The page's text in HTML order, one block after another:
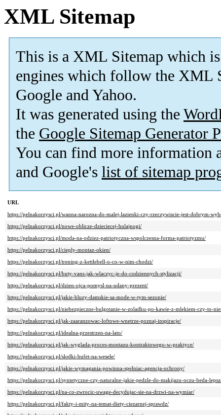
XML Sitemap
This is a XML Sitemap which is
engines which follow the XML
Google and Yahoo.
It was generated using the
the Google Sitemap Generator
You can find more information
and Google's list of sitemap
URL
https://pelnakorzysci.pl/wanna-narozna-do-malej-lazienki-czy-rzeczywiscie-jest-dobrym-
https://pelnakorzysci.pl/nowe-oblicze-dzieciecej-hulajnogi/
https://pelnakorzysci.pl/moda-na-odziez-patriotyczna-wspolczesna-forma-patriotyzmu/
https://pelnakorzysci.pl/cieply-montaz-okien/
https://pelnakorzysci.pl/trening-z-kettlebell-o-co-w-nim-chodzi/
https://pelnakorzysci.pl/buty-vans-jak-wlaczyc-je-do-codziennych-stylizacji/
https://pelnakorzysci.pl/dzien-ojca-pomysl-na-udany-prezent/
https://pelnakorzysci.pl/jakie-bluzy-damskie-sa-mode-w-tym-sezonie/
https://pelnakorzysci.pl/niebezpieczne-bulgotanie-w-zoladku-po-kawie-z-mlekiem-czy-to-
https://pelnakorzysci.pl/jak-zaaranzowac-loftowe-wnetrze-poznaj-inspiracje/
https://pelnakorzysci.pl/idealna-przestrzen-na-lato/
https://pelnakorzysci.pl/jak-wyglada-proces-montazu-kontraktowego-w-praktyce/
https://pelnakorzysci.pl/slodki-bufet-na-wesele/
https://pelnakorzysci.pl/jakie-wymagania-powinna-spelniac-agencja-ochrony/
https://pelnakorzysci.pl/syntetyczne-czy-naturalne-jakie-pedzle-do-makijazu-oczu-beda-
https://pelnakorzysci.pl/na-co-zwrocic-uwage-decydujac-sie-na-drzwi-na-wymiar/
https://pelnakorzysci.pl/fakty-i-mity-na-temat-diety-ciezarnej-sprawdz/